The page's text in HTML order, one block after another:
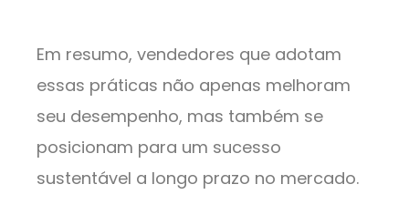
Em resumo, vendedores que adotam
essas práticas não apenas melhoram
seu desempenho, mas também se
posicionam para um sucesso
sustentável a longo prazo no mercado.